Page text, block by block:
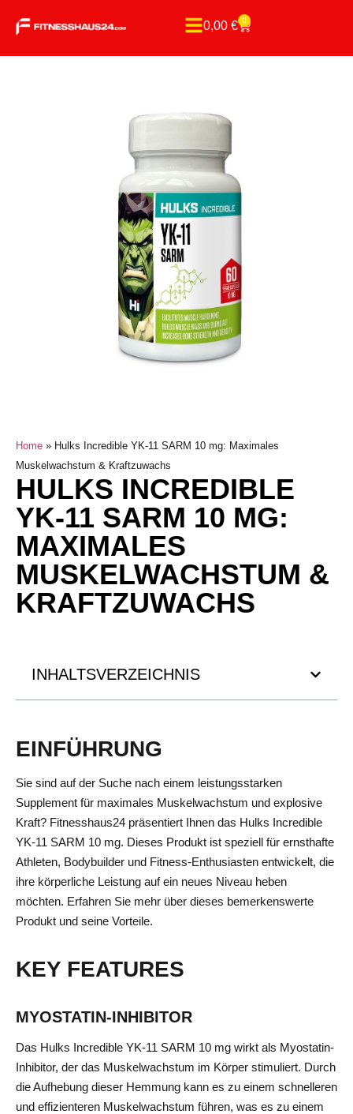
0,00 € 0
Home » Hulks Incredible YK-11 SARM 10 mg: Maximales
Muskelwachstum & Kraftzuwachs
HULKS INCREDIBLE
YK-11 SARM 10 MG:
MAXIMALES
MUSKELWACHSTUM &
KRAFTZUWACHS
INHALTSVERZEICHNIS
EINFÜHRUNG
Sie sind auf der Suche nach einem leistungsstarken
Supplement für maximales Muskelwachstum und explosive
Kraft? Fitnesshaus24 präsentiert Ihnen das Hulks Incredible
YK-11 SARM 10 mg. Dieses Produkt ist speziell für ernsthafte
Athleten, Bodybuilder und Fitness-Enthusiasten entwickelt, die
ihre körperliche Leistung auf ein neues Niveau heben
möchten. Erfahren Sie mehr über dieses bemerkenswerte
Produkt und seine Vorteile.
KEY FEATURES
MYOSTATIN-INHIBITOR
Das Hulks Incredible YK-11 SARM 10 mg wirkt als Myostatin-
Inhibitor, der das Muskelwachstum im Körper stimuliert. Durch
die Aufhebung dieser Hemmung kann es zu einem schnelleren
und effizienteren Muskelwachstum führen, was es zu einem